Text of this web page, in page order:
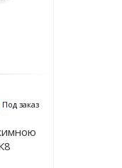
Под заказ